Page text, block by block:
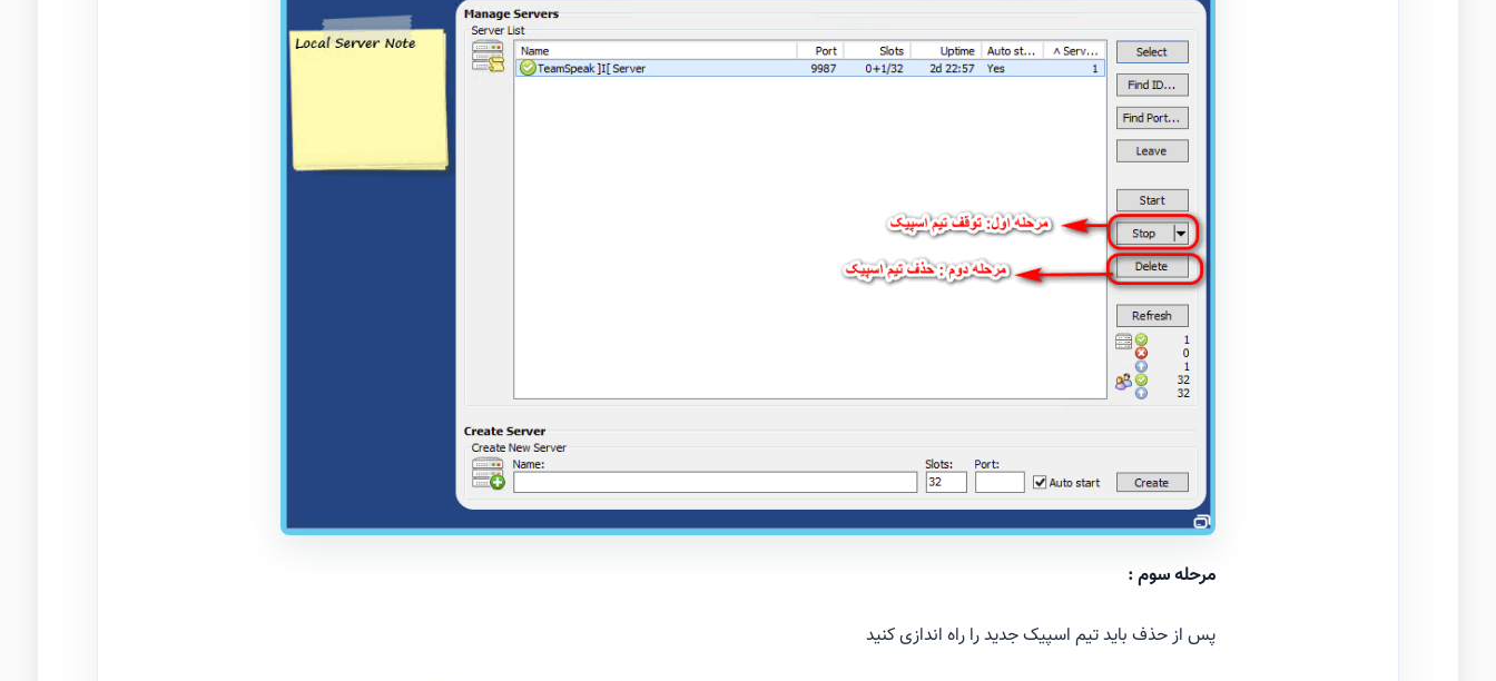
مرحله سوم :
پس از حذف باید تیم اسپیک جدید را راه اندازی کنید